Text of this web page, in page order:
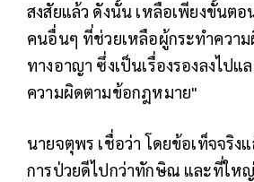
สงสัยแล้ว ดังนั้น เหลือเพียงขั้นตอ
คนอื่นๆ ที่ช่วยเหลือผู้กระทำควา
ทางอาญา ซึ่งเป็นเรื่องรองลงไปแ
ความผิดตามข้อกฎหมาย"
นายจตุพร เชื่อว่า โดยข้อเท็จจริงแ
การป่วยดีไปกว่าทักษิณ และที่ให